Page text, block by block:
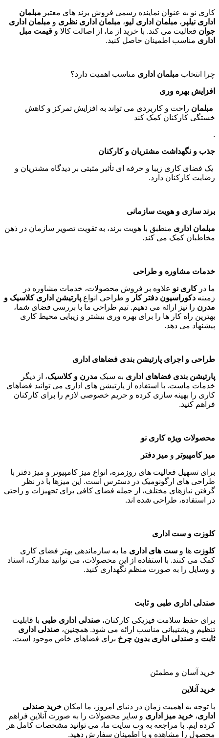
کاری نو به عنوان نماینده رسمی فروش برند های معتبر مبلمان
اداری نیلپر ، مبلمان اداری لیو، مبلمان اداری نظری و مبلمان اداری
جوان فعالیت می کند. با خرید از ما، از اصالت کالا و قیمت مبل
اداری مناسب اطمینان حاصل کنید.
چرا انتخاب مبلمان اداری مناسب اهمیت دارد؟
افزایش بهره وری
مبلمان راحت و کاربردی می تواند به افزایش تمرکز و کاهش
خستگی کارکنان کمک کند
.
جذب و نگهداشت مشتریان و کارکنان
یک فضای کاری زیبا و حرفه ای تأثیر مثبتی بر دیدگاه مشتریان و
رضایت کارکنان دارد.
برند سازی و هویت سازمانی
مبلمان اداری منطبق با هویت برند، به تقویت تصویر سازمان در ذهن
مخاطبان کمک می کند.
خدمات مشاوره و طراحی
ما درکاری نو علاوه بر فروش محصولات، خدمات مشاوره در
زمینه دکوراسیون دفتر کار و طراحی انواع پارتیشن اداری کلاسیک و
مدرن را نیز ارائه می دهیم. تیم طراحی ما با بررسی فضای شما،
بهترین راه کار ها را برای بهره وری بیشتر و زیبایی محیط کاری
پیشنهاد می دهد.
طراحی و اجرای پارتیشن بندی فضاهای اداری
پارتیشن بندی فضاهای اداری به سبک مدرن و کلاسیک، از دیگر
خدمات ماست. با استفاده از پارتیشن های اداری می توانید فضاهای
کاری را بهینه سازی کرده و حریم خصوصی لازم را برای کارکنان
فراهم کنید.
محصولات ویژه کاری نو
میز کامپیوتر و میز دفتر
برای تسهیل فعالیت های روزمره، انواع میز کامپیوتر و میز دفتر با
طراحی های ارگونومیک در دسترس است. این میزها با در نظر
گرفتن نیازهای مختلف، از جمله فضای کافی برای تجهیزات و راحتی
در استفاده، طراحی شده اند.
کلوزت و ست اداری
کلوزت ها و ست های اداری ما به سازماندهی بهتر فضای کاری
کمک می کنند. با استفاده از این محصولات، می توانید مدارک، اسناد
و وسایل را به صورت منظم نگهداری کنید.
صندلی اداری طبی و ثابت
برای حفظ سلامت فیزیکی کارکنان، صندلی اداری طبی با قابلیت
تنظیم و پشتیبانی مناسب ارائه می شود. همچنین، صندلی اداری
ثابت و صندلی اداری بدون چرخ برای فضاهای خاص موجود است.
خرید آسان و مطمئن
خرید آنلاین
با توجه به اهمیت زمان در دنیای امروز، ما امکان خرید صندلی
اداری، خرید میز اداری و سایر محصولات را به صورت آنلاین فراهم
کرده ایم. با مراجعه به وب سایت ما، می توانید مشخصات کامل هر
محصول را مشاهده و با اطمینان سفارش دهید.